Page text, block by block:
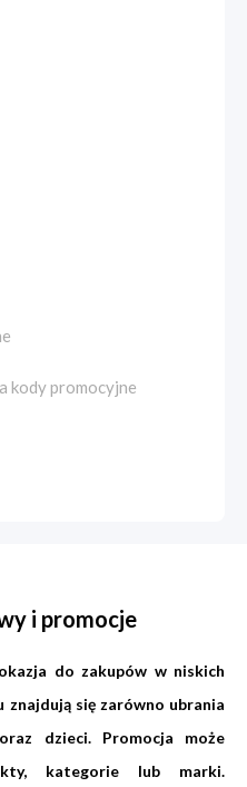
kody promocyjne
i promocje
do zakupów w niskich
znajdują się zarówno ubrania
dzieci. Promocja może
kategorie lub marki.